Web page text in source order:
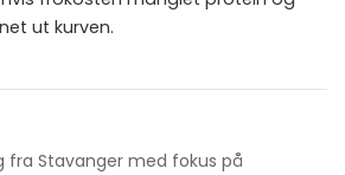
ut kurven.
fra Stavanger med fokus på